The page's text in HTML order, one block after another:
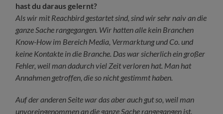
hast du daraus gelernt?
Als wir mit Reachbird gestartet sind, sind wir sehr naiv an die
ganze Sache rangegangen. Wir hatten alle kein Branchen
Know-How im Bereich Media, Vermarktung und Co. und
keine Kontakte in die Branche. Das war sicherlich ein großer
Fehler, weil man dadurch viel Zeit verloren hat. Man hat
Annahmen getroffen, die so nicht gestimmt haben.
Auf der anderen Seite war das aber auch gut so, weil man
unvoreingenommen an die ganze Sache rangegangen ist.